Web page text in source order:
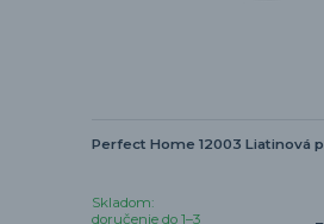
Perfect Home 12003 Liatinová
Skladom:
doručenie do 1–3